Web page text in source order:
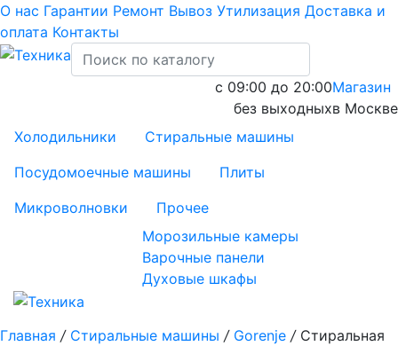
О нас Гарантии Ремонт Вывоз Утилизация Доставка и
оплата Контакты
Магазин
в Москве
с 09:00 до 20:00
без выходных
Холодильники
Стиральные машины
Посудомоечные машины
Плиты
Микроволновки
Прочее
Морозильные камеры
Варочные панели
Духовые шкафы
Главная / Стиральные машины / Gorenje /Стиральная